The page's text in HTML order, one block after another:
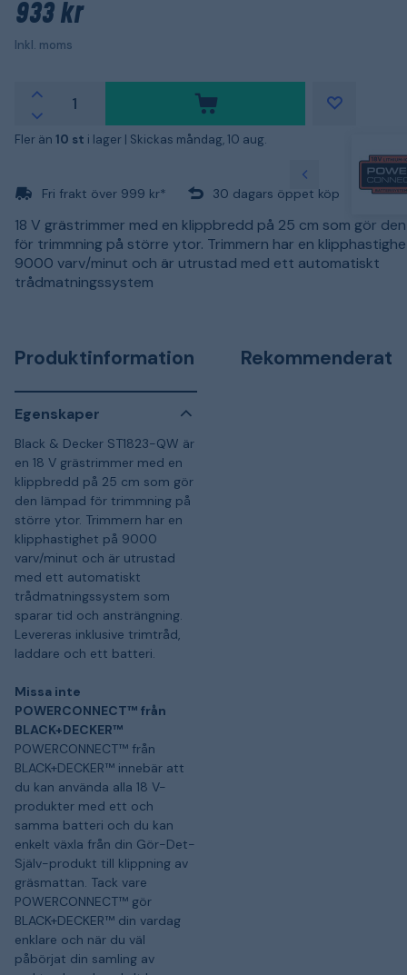
933 kr
Inkl. moms
Fler än 10 st i lager | Skickas måndag, 10 aug.
Fri frakt över 999 kr* 30 dagars öppet köp
18 V grästrimmer med en klippbredd på 25 cm som gör
för trimmning på större ytor. Trimmern har en
9000 varv/minut och är utrustad med ett automatiskt
trådmatningssystem
Produktinformation
Egenskaper
Black & Decker ST1823-QW är
en 18 V grästrimmer med en
klippbredd på 25 cm som gör
den lämpad för trimmning på
större ytor. Trimmern har en
klipphastighet på 9000
varv/minut och är utrustad
med ett automatiskt
trådmatningssystem som
sparar tid och ansträngning.
Levereras inklusive trimtråd,
laddare och ett batteri.
Missa inte
POWERCONNECT™ från
BLACK+DECKER™
POWERCONNECT™ från
BLACK+DECKER™ innebär att
du kan använda alla 18 V-
produkter med ett och
samma batteri och du kan
enkelt växla från din Gör-Det-
Själv-produkt till klippning av
gräsmattan. Tack vare
POWERCONNECT™ gör
BLACK+DECKER™ din vardag
enklare och när du väl
påbörjat din samling av
Rekommenderat